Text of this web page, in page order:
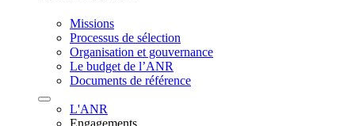
Missions
Processus de sélection
Organisation et gouvernance
Le budget de l’ANR
Documents de référence
L'ANR
Engagements